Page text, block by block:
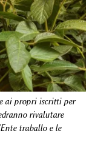
ai propri iscritti per
rivalutare
traballo e le